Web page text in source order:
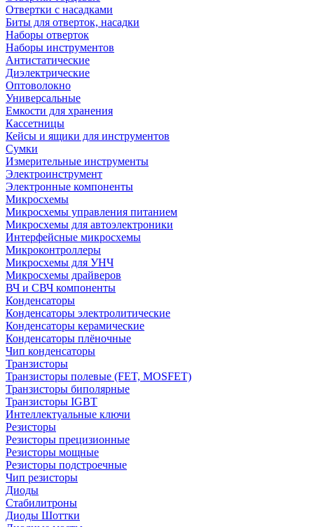
Отвертки с насадками
Биты для отверток, насадки
Наборы отверток
Наборы инструментов
Антистатические
Диэлектрические
Оптоволокно
Универсальные
Емкости для хранения
Кассетницы
Кейсы и ящики для инструментов
Сумки
Измерительные инструменты
Электроинструмент
Электронные компоненты
Микросхемы
Микросхемы управления питанием
Микросхемы для автоэлектроники
Интерфейсные микросхемы
Микроконтроллеры
Микросхемы для УНЧ
Микросхемы драйверов
ВЧ и СВЧ компоненты
Конденсаторы
Конденсаторы электролитические
Конденсаторы керамические
Конденсаторы плёночные
Чип конденсаторы
Транзисторы
Транзисторы полевые (FET, MOSFET)
Транзисторы биполярные
Транзисторы IGBT
Интеллектуальные ключи
Резисторы
Резисторы прецизионные
Резисторы мощные
Резисторы подстроечные
Чип резисторы
Диоды
Стабилитроны
Диоды Шоттки